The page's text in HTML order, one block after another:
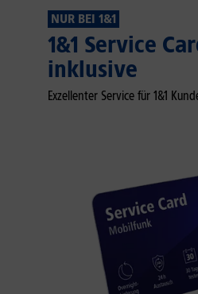
NUR BEI 1&1
1&1 Service
inklusive
Exzellenter Service für 1&1